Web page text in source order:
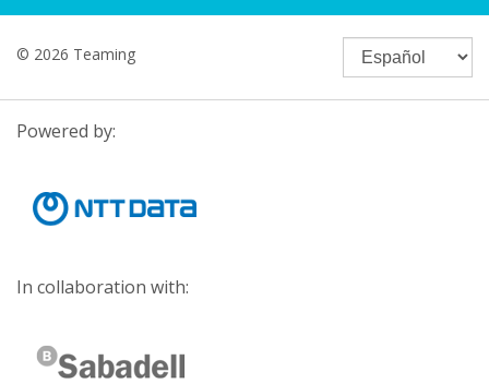
© 2026 Teaming
Powered by:
In collaboration with: